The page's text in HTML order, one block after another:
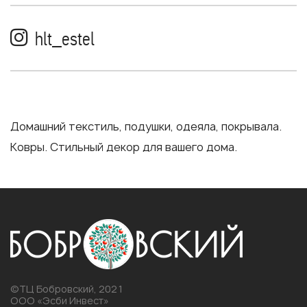
hlt_estel
Домашний текстиль, подушки, одеяла, покрывала.
Ковры. Стильный декор для вашего дома.
©ТЦ Бобровский, 2021
ООО «Эсби Инвест»